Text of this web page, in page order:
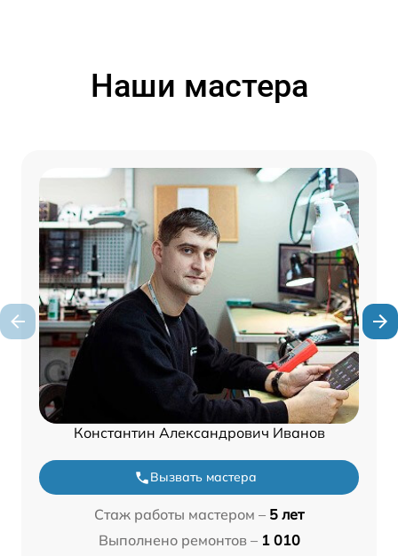
Наши мастера
Константин Александрович Иванов
Вызвать мастера
Стаж работы мастером – 5 лет
Выполнено ремонтов – 1 010